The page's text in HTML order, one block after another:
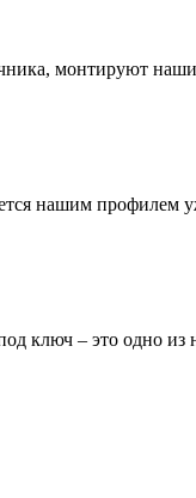
монтируют
нашим профилем
ключ – это одно